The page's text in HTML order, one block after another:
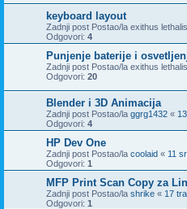
keyboard layout
Zadnji post Postao/la exithus lethalis
Odgovori: 4
Punjenje baterije i
Zadnji post Postao/la exithus lethalis
Odgovori: 20
Blender i 3D Animacija
Zadnji post Postao/la ggrg1432 «
Odgovori: 4
HP Dev One
Zadnji post Postao/la coolaid « 11
Odgovori: 1
MFP Print Scan Copy za
Zadnji post Postao/la shrike « 17
Odgovori: 1